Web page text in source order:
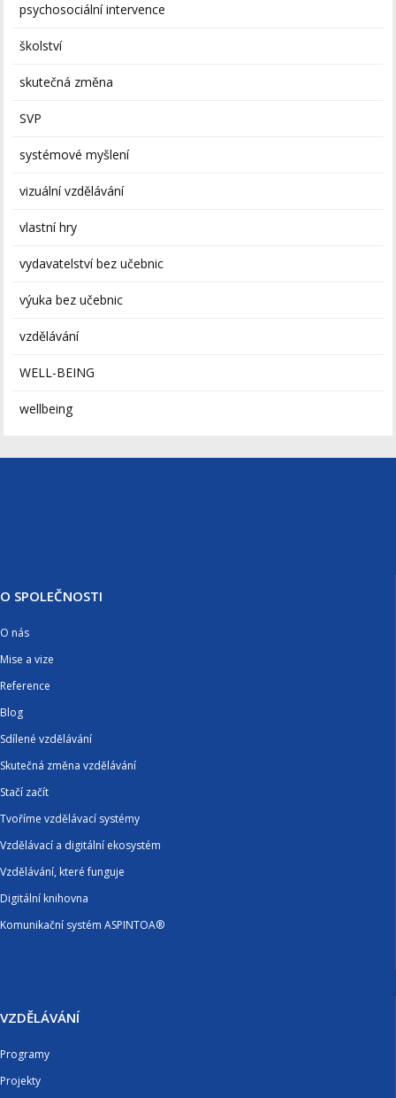
psychosociální intervence
školství
skutečná změna
SVP
systémové myšlení
vizuální vzdělávání
vlastní hry
vydavatelství bez učebnic
výuka bez učebnic
vzdělávání
WELL-BEING
wellbeing
O SPOLEČNOSTI
O nás
Mise a vize
Reference
Blog
Sdílené vzdělávání
Skutečná změna vzdělávání
Stačí začít
Tvoříme vzdělávací systémy
Vzdělávací a digitální ekosystém
Vzdělávání, které funguje
Digitální knihovna
Komunikační systém ASPINTOA®
VZDĚLÁVÁNÍ
Programy
Projekty